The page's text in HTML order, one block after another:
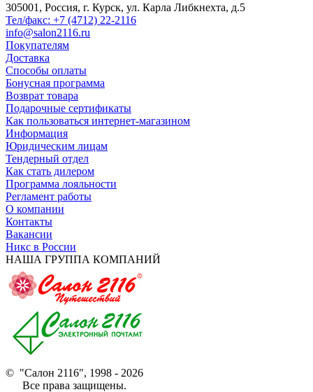
305001, Россия, г. Курск, ул. Карла Либкнехта, д.5
Тел/факс: +7 (4712) 22-2116
info@salon2116.ru
Покупателям
Доставка
Способы оплаты
Бонусная программа
Возврат товара
Подарочные сертификаты
Как пользоваться интернет-магазином
Информация
Юридическим лицам
Тендерный отдел
Как стать дилером
Программа лояльности
Регламент работы
О компании
Контакты
Вакансии
Никс в России
НАША ГРУППА КОМПАНИЙ
© "Салон 2116", 1998 - 2026
Все права защищены.